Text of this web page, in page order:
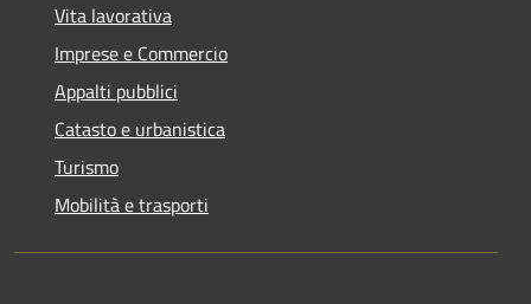
Vita lavorativa
Imprese e Commercio
Appalti pubblici
Catasto e urbanistica
Turismo
Mobilità e trasporti